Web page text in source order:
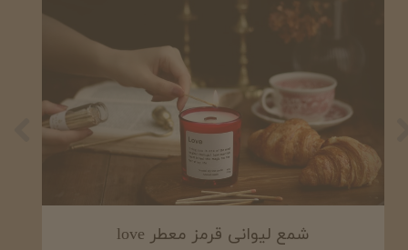
شمع لیوانی سفید معطر love